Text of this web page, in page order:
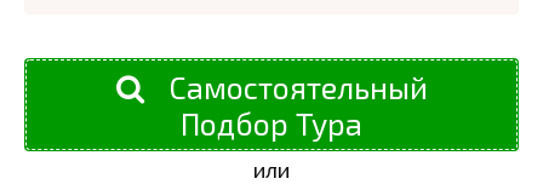
Самостоятельный
Подбор Тура
или